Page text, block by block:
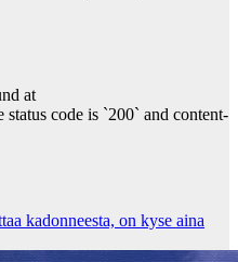
at
code is `200` and content-
kadonneesta, on kyse aina